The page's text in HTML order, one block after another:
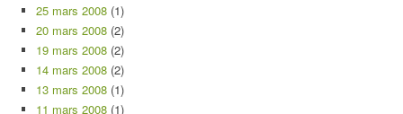
25 mars 2008 (1)
20 mars 2008 (2)
19 mars 2008 (2)
14 mars 2008 (2)
13 mars 2008 (1)
11 mars 2008 (1)